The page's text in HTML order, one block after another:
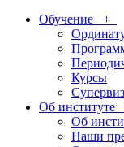
Обучение
+
Курсы
Об институте
Об
Наши